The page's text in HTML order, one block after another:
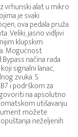
vrhunski alat u mikro
je svaki
ova pedala pruža
Veliki, jasno vidljivi
klupskim
Mogućnost
načina rada
signalni lanac,
zvuka. S
i podrškom za
na apsolutno
utišavanju
možete
neželjenih